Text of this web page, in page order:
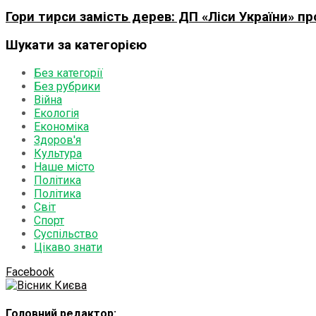
Гори тирси замість дерев: ДП «Ліси України»
Шукати за категорією
Без категорії
Без рубрики
Війна
Екологія
Економіка
Здоров'я
Культура
Наше місто
Політика
Політика
Світ
Спорт
Суспільство
Цікаво знати
Facebook